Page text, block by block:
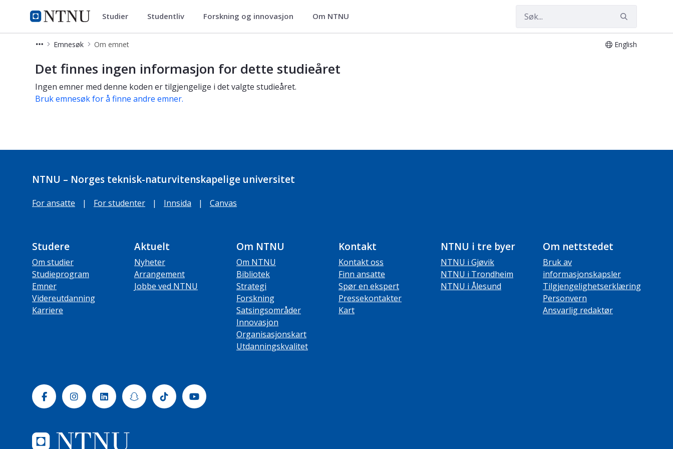
NTNU Hjemmeside
Studier Studier Studentliv Forskning og innovasjon Om NTNU
Emnesøk Om emnet English
Om emnetDet finnes ingen informasjon for dette studieåret
Ingen emner med denne koden er tilgjengelige i det valgte studieåret.
Bruk emnesøk for å finne andre emner.
NTNU – Norges teknisk-naturvitenskapelige universitet
For ansatte | For studenter | Innsida | Canvas
Studere
Om studier
Studieprogram
Emner
Videreutdanning
Karriere
Aktuelt
Nyheter
Arrangement
Jobbe ved NTNU
Om NTNU
Om NTNU
Bibliotek
Strategi
Forskning
Satsingsområder
Innovasjon
Organisasjonskart
Utdanningskvalitet
Kontakt
Kontakt oss
Finn ansatte
Spør en ekspert
Pressekontakter
Kart
NTNU i tre byer
NTNU i Gjøvik
NTNU i Trondheim
NTNU i Ålesund
Om nettstedet
Bruk av
informasjonskapsler
Tilgjengelighetserklæring
Personvern
Ansvarlig redaktør
FacebookInstagramLinkedinSnapchatTiktok Youtube